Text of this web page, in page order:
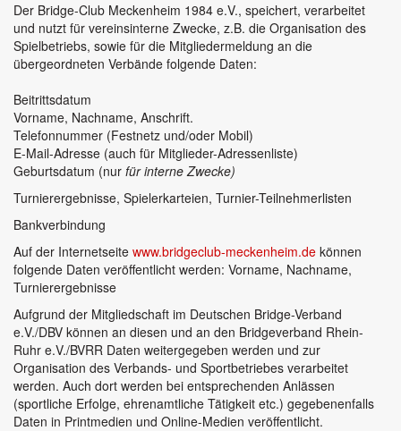
Der Bridge-Club Meckenheim 1984 e.V., speichert, verarbeitet
und nutzt für vereinsinterne Zwecke, z.B. die Organisation des
Spielbetriebs, sowie für die Mitgliedermeldung an die
übergeordneten Verbände folgende Daten:
Beitrittsdatum
Vorname, Nachname, Anschrift.
Telefonnummer (Festnetz und/oder Mobil)
E-Mail-Adresse (auch für Mitglieder-Adressenliste)
Geburtsdatum (nur für interne Zwecke)
Turnierergebnisse, Spielerkarteien, Turnier-Teilnehmerlisten
Bankverbindung
Auf der Internetseite www.bridgeclub-meckenheim.de können
folgende Daten veröffentlicht werden: Vorname, Nachname,
Turnierergebnisse
Aufgrund der Mitgliedschaft im Deutschen Bridge-Verband
e.V./DBV können an diesen und an den Bridgeverband Rhein-
Ruhr e.V./BVRR Daten weitergegeben werden und zur
Organisation des Verbands- und Sportbetriebes verarbeitet
werden. Auch dort werden bei entsprechenden Anlässen
(sportliche Erfolge, ehrenamtliche Tätigkeit etc.) gegebenenfalls
Daten in Printmedien und Online-Medien veröffentlicht.